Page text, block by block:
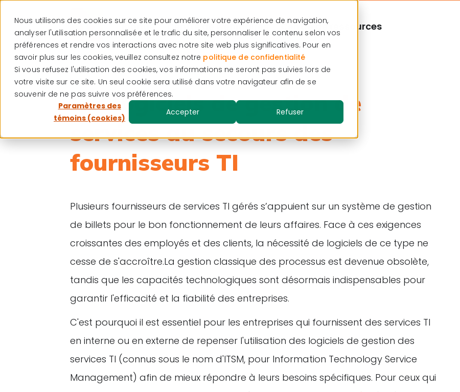
Nous utilisons des cookies sur ce site pour améliorer votre expérience de navigation,
analyser l'utilisation personnalisée et le trafic du site, personnaliser le contenu selon vos
préférences et rendre vos interactions avec notre site web plus significatives. Pour en
savoir plus sur les cookies, veuillez consultez notre politique de confidentialité
Si vous refusez l'utilisation des cookies, vos informations ne seront pas suivies lors de
votre visite sur ce site. Un seul cookie sera utilisé dans votre navigateur afin de se
souvenir de ne pas suivre vos préférences.
Paramètres des
témoins (cookies)
Accepter Refuser
Blogue Centre de webinaires Centre de ressources
Les logiciels de gestion de
services au secours des
fournisseurs TI
Plusieurs fournisseurs de services TI gérés s’appuient sur un système de gestion
de billets pour le bon fonctionnement de leurs affaires. Face à ces exigences
croissantes des employés et des clients, la nécessité de logiciels de ce type ne
cesse de s'accroître.La gestion classique des processus est devenue obsolète,
tandis que les capacités technologiques sont désormais indispensables pour
garantir l'efficacité et la fiabilité des entreprises.
C'est pourquoi il est essentiel pour les entreprises qui fournissent des services TI
en interne ou en externe de repenser l'utilisation des logiciels de gestion des
services TI (connus sous le nom d'ITSM, pour Information Technology Service
Management) afin de mieux répondre à leurs besoins spécifiques. Pour ceux qui